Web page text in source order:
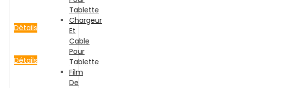
Tablette
Chargeur
Et
Cable
Pour
Tablette
Film
De
Détails
Détails